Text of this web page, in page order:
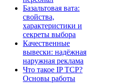
Базальтовая вата:
свойства,
характеристики и
секреты выбора
Качественные
вывески: надёжная
наружная реклама
Что такое IP TCP?
Основы работы